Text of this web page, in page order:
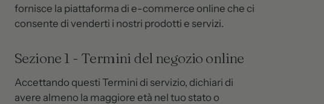
fornisce la piattaforma di e-commerce online che ci
consente di venderti i nostri prodotti e servizi.
Sezione 1 - Termini del negozio online
Accettando questi Termini di servizio, dichiari di
avere almeno la maggiore età nel tuo stato o